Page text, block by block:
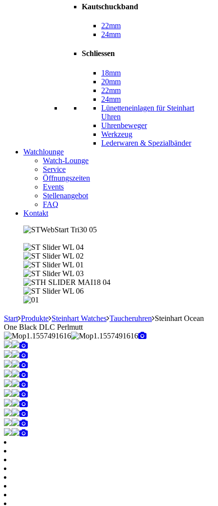
Kautschuckband
22mm
24mm
Schliessen
18mm
20mm
22mm
24mm
Lünetteneinlagen für Steinhart
Uhren
Uhrenbeweger
Werkzeug
Lederwaren & Spezialbänder
Watchlounge
Watch-Lounge
Service
Öffnungszeiten
Events
Stellenangebot
FAQ
Kontakt
Start Produkte Steinhart Watches Taucheruhren Steinhart Ocean
One Black DLC Perlmutt